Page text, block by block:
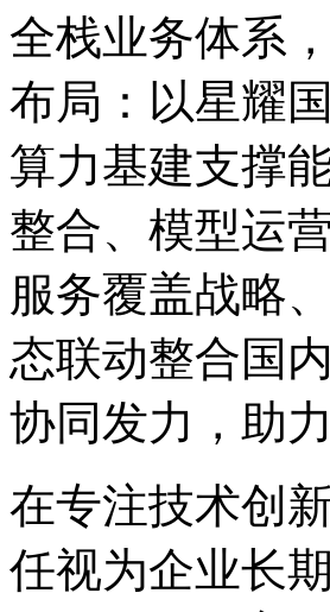
全栈业务体系
布局：以星
算力基建支撑
整合、模型
服务覆盖战略
态联动整合国内
协同发力，
在专注技术创新
任视为企业长期